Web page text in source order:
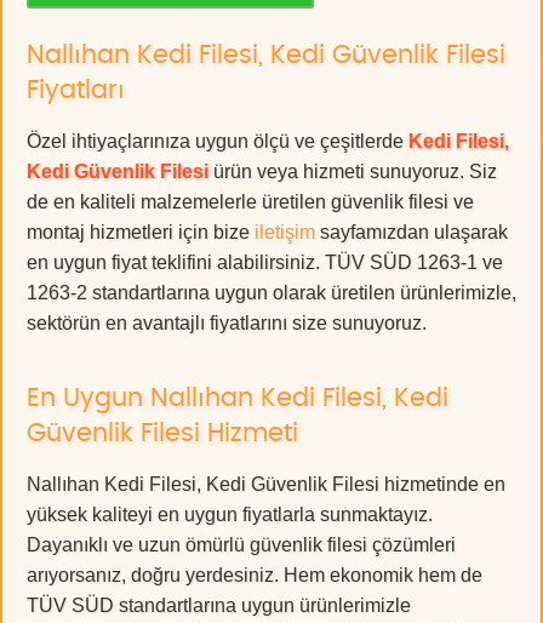
Nallıhan Kedi Filesi, Kedi Güvenlik Filesi
Fiyatları
Özel ihtiyaçlarınıza uygun ölçü ve çeşitlerde Kedi Filesi,
Kedi Güvenlik Filesi ürün veya hizmeti sunuyoruz. Siz
de en kaliteli malzemelerle üretilen güvenlik filesi ve
montaj hizmetleri için bize iletişim sayfamızdan ulaşarak
en uygun fiyat teklifini alabilirsiniz. TÜV SÜD 1263-1 ve
1263-2 standartlarına uygun olarak üretilen ürünlerimizle,
sektörün en avantajlı fiyatlarını size sunuyoruz.
En Uygun Nallıhan Kedi Filesi, Kedi
Güvenlik Filesi Hizmeti
Nallıhan Kedi Filesi, Kedi Güvenlik Filesi hizmetinde en
yüksek kaliteyi en uygun fiyatlarla sunmaktayız.
Dayanıklı ve uzun ömürlü güvenlik filesi çözümleri
arıyorsanız, doğru yerdesiniz. Hem ekonomik hem de
TÜV SÜD standartlarına uygun ürünlerimizle